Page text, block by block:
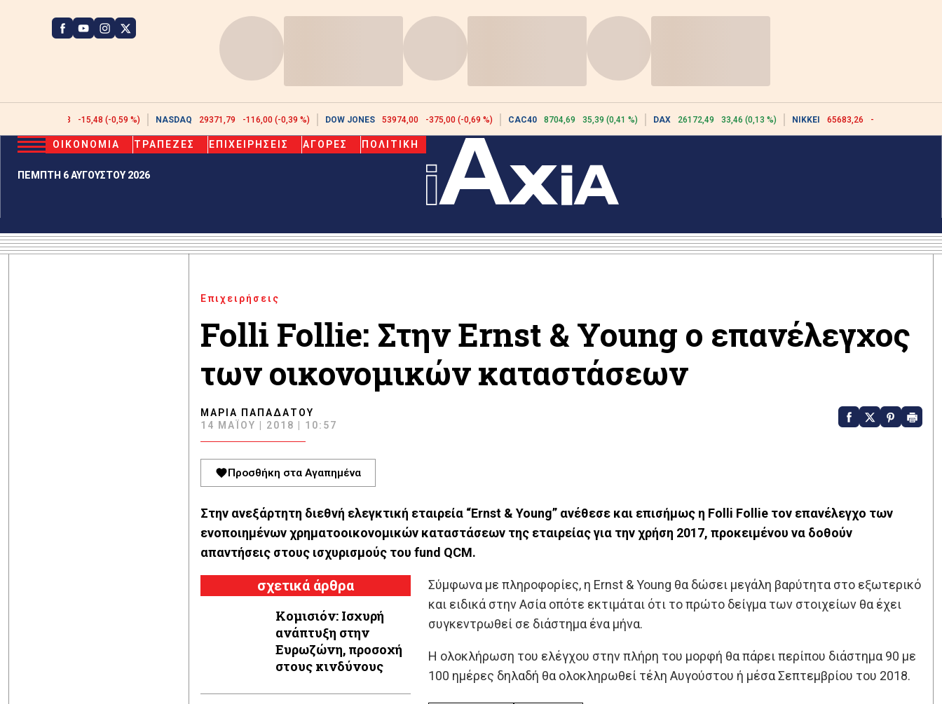
2608,43 -15,48 (-0,59 %) NASDAQ 29371,79 -116,00 (-0,39 %) DOW JONES 53974,00 -375,00 (-0,69 %) CAC40 8704,69 35,39 (0,41 %) DAX 26172,49 33,46 (0,13 %) NIKKEI 65683,26 -617,18 (-0,93 %)
ΠΕΜΠΤΗ 6 ΑΥΓΟΥΣΤΟΥ 2026
ΟΙΚΟΝΟΜΙΑ ΤΡΑΠΕΖΕΣ ΕΠΙΧΕΙΡΗΣΕΙΣ ΑΓΟΡΕΣ ΠΟΛΙΤΙΚΗ
Επιχειρήσεις
Folli Follie: Στην Ernst & Young ο επανέλεγχος
των οικονομικών καταστάσεων
ΜΑΡΊΑ ΠΑΠΑΔΆΤΟΥ
14 ΜΑΪ́ΟΥ | 2018 | 10:57
Προσθήκη στα Αγαπημένα
Στην ανεξάρτητη διεθνή ελεγκτική εταιρεία “Ernst & Young” ανέθεσε και επισήμως η Folli Follie τον επανέλεγχο των
ενοποιημένων χρηματοοικονομικών καταστάσεων της εταιρείας για την χρήση 2017, προκειμένου να δοθούν
απαντήσεις στους ισχυρισμούς του fund QCM.
σχετικά άρθρα
Κομισιόν: Ισχυρή
ανάπτυξη στην
Ευρωζώνη, προσοχή
στους κινδύνους
Σύμφωνα με πληροφορίες, η Ernst & Young θα δώσει μεγάλη βαρύτητα στο εξωτερικό
και ειδικά στην Ασία οπότε εκτιμάται ότι το πρώτο δείγμα των στοιχείων θα έχει
συγκεντρωθεί σε διάστημα ένα μήνα.
Η ολοκλήρωση του ελέγχου στην πλήρη του μορφή θα πάρει περίπου διάστημα 90 με
100 ημέρες δηλαδή θα ολοκληρωθεί τέλη Αυγούστου ή μέσα Σεπτεμβρίου του 2018.